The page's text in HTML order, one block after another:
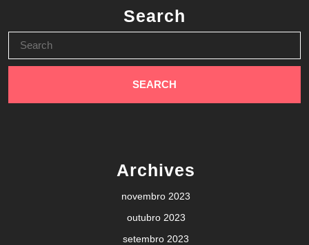
Search
for:
Archives
novembro 2023
outubro 2023
setembro 2023